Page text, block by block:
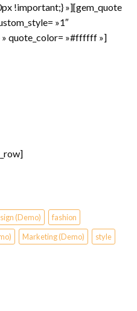
!important;} »][gem_quote
»1″
quote_color= »#ffffff »]
(Demo)
fashion
Marketing (Demo)
style